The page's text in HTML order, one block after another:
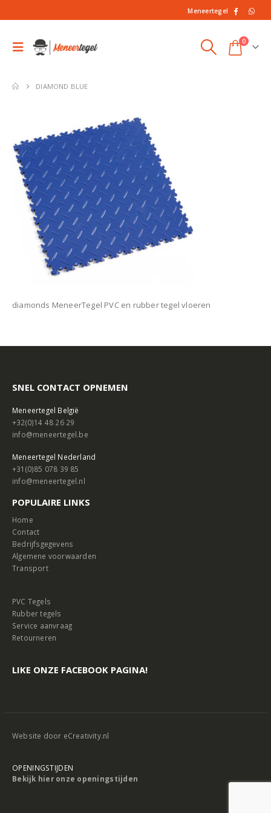
Meneertegel
0
DIAMOND BLUE
diamonds MeneerTegel PVC en rubber tegel vloeren
SNEL CONTACT OPNEMEN
Meneertegel België
+32(0)14 48 26 29
info@meneertegel.be
Meneertegel Nederland
+31(0)85 078 39 85
info@meneertegel.nl
POPULAIRE LINKS
Home
Contact
Bedrijfsgegevens
Algemene voorwaarden
Transport
PVC Tegels
Rubber tegels
Service aanvraag
Retourneren
LIKE ONZE FACEBOOK PAGINA!
Website door eCreativity.nl
OPENINGSTIJDEN
Bekijk hier onze openingstijden